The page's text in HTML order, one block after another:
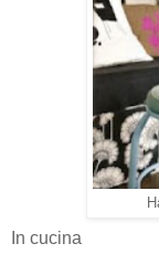
In cucina